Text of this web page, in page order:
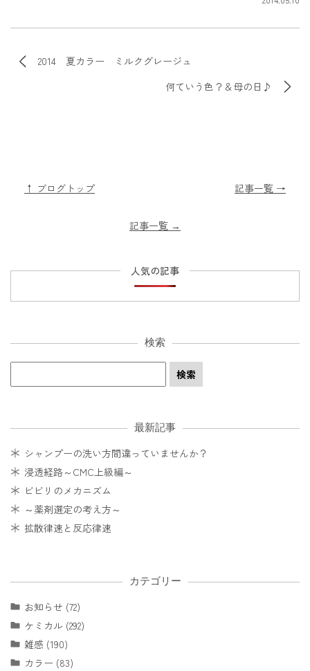
2014 夏カラー ミルクグレージュ
何ていう色？＆母の日♪
↑ ブログトップ 記事一覧 →
記事一覧 →
人気の記事
検索
最新記事
シャンプーの洗い方間違っていませんか？
浸透経路～CMC上級編～
ビビリのメカニズム
～薬剤選定の考え方～
拡散律速と反応律速
カテゴリー
お知らせ (72)
ケミカル (292)
雑感 (190)
カラー (83)